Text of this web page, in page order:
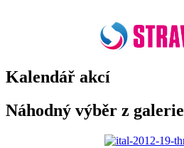
Kalendář akcí
Náhodný výběr z galerie